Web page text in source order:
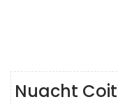
Nuacht